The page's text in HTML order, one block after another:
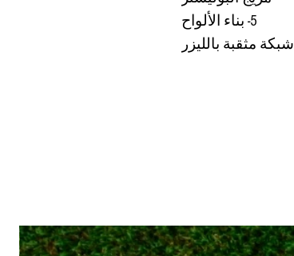
5- بناء الألواح
شبكة مثقبة بالليزر